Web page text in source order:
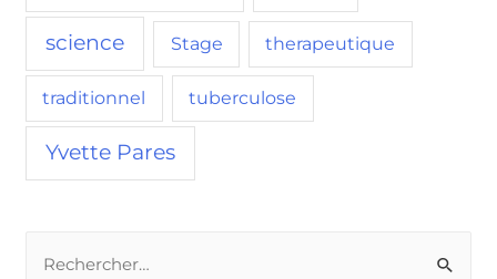
science Stage therapeutique
traditionnel tuberculose
Yvette Pares